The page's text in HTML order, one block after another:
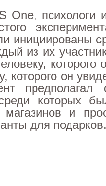
One, психологи
инициированы
из их
которого
которого он
предполагал
которых
магазинов и
для подарков.